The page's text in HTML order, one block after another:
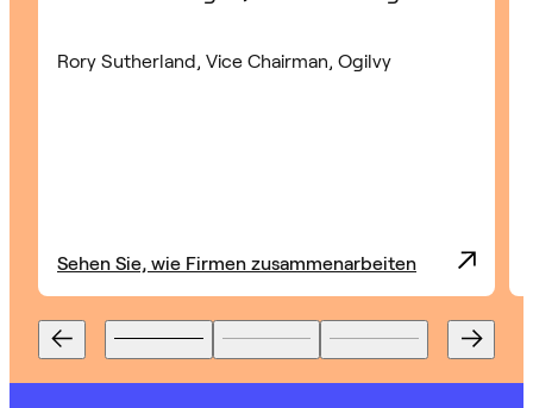
Rory Sutherland, Vice Chairman, Ogilvy
Sehen Sie, wie Firmen zusammenarbeiten